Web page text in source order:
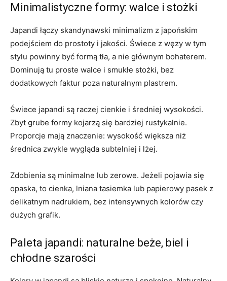
Minimalistyczne formy: walce i stożki
Japandi łączy skandynawski minimalizm z japońskim
podejściem do prostoty i jakości. Świece z węzy w tym
stylu powinny być formą tła, a nie głównym bohaterem.
Dominują tu proste walce i smukłe stożki, bez
dodatkowych faktur poza naturalnym plastrem.
Świece japandi są raczej cienkie i średniej wysokości.
Zbyt grube formy kojarzą się bardziej rustykalnie.
Proporcje mają znaczenie: wysokość większa niż
średnica zwykle wygląda subtelniej i lżej.
Zdobienia są minimalne lub zerowe. Jeżeli pojawia się
opaska, to cienka, lniana tasiemka lub papierowy pasek z
delikatnym nadrukiem, bez intensywnych kolorów czy
dużych grafik.
Paleta japandi: naturalne beże, biel i
chłodne szarości